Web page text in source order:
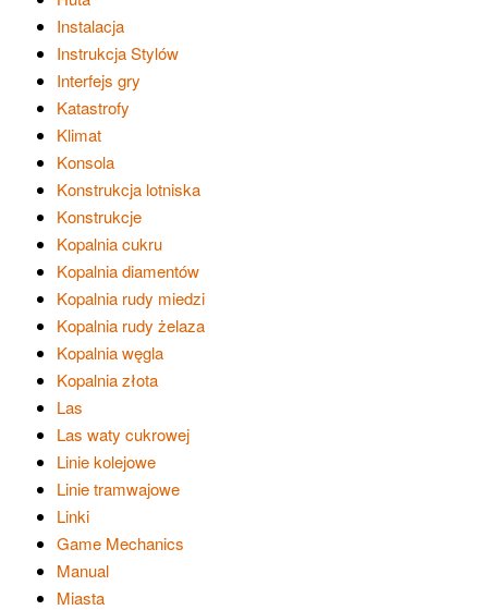
Instalacja
Instrukcja Stylów
Interfejs gry
Katastrofy
Klimat
Konsola
Konstrukcja lotniska
Konstrukcje
Kopalnia cukru
Kopalnia diamentów
Kopalnia rudy miedzi
Kopalnia rudy żelaza
Kopalnia węgla
Kopalnia złota
Las
Las waty cukrowej
Linie kolejowe
Linie tramwajowe
Linki
Game Mechanics
Manual
Miasta